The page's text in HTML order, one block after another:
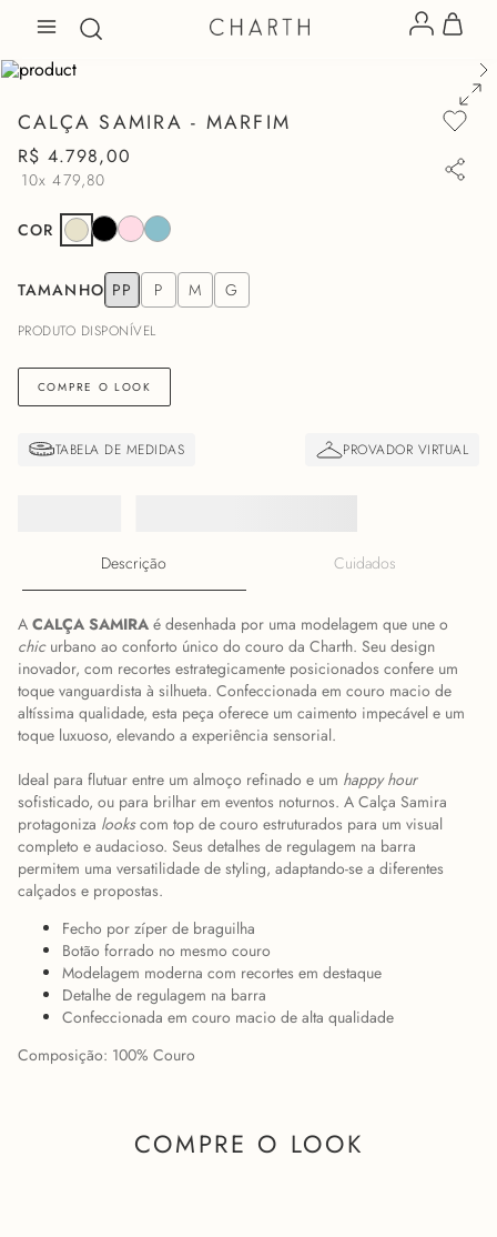
CALÇA SAMIRA - MARFIM
R$ 4.798,00
10x479,80
COR
TAMANHO PP P M G
PRODUTO DISPONÍVEL
COMPRE O LOOK
Descrição Cuidados
A CALÇA SAMIRA é desenhada por uma modelagem que une o
chicurbano ao conforto único do couro da Charth. Seu design
inovador, com recortes estrategicamente posicionados confere um
toque vanguardista à silhueta. Confeccionada em couro macio de
altíssima qualidade, esta peça oferece um caimento impecável e um
toque luxuoso, elevando a experiência sensorial.
Ideal para flutuar entre um almoço refinado e um happy hour
sofisticado, ou para brilhar em eventos noturnos. A Calça Samira
protagoniza lookscom top de couro estruturados para um visual
completo e audacioso. Seus detalhes de regulagem na barra
permitem uma versatilidade de styling, adaptando-se a diferentes
calçados e propostas.
Fecho por zíper de braguilha
Botão forrado no mesmo couro
Modelagem moderna com recortes em destaque
Detalhe de regulagem na barra
Confeccionada em couro macio de alta qualidade
Composição: 100% Couro
COMPRE O LOOK